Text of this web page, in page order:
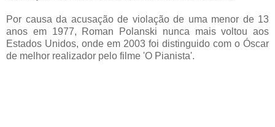
Por causa da acusação de violação de uma menor de 13
anos em 1977, Roman Polanski nunca mais voltou aos
Estados Unidos, onde em 2003 foi distinguido com o Óscar
de melhor realizador pelo filme 'O Pianista'.